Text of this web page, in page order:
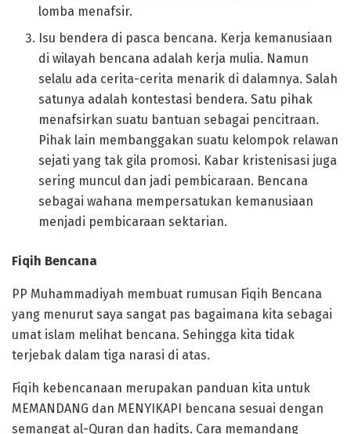
lomba menafsir.
Isu bendera di pasca bencana. Kerja kemanusiaan
di wilayah bencana adalah kerja mulia. Namun
selalu ada cerita-cerita menarik di dalamnya. Salah
satunya adalah kontestasi bendera. Satu pihak
menafsirkan suatu bantuan sebagai pencitraan.
Pihak lain membanggakan suatu kelompok relawan
sejati yang tak gila promosi. Kabar kristenisasi juga
sering muncul dan jadi pembicaraan. Bencana
sebagai wahana mempersatukan kemanusiaan
menjadi pembicaraan sektarian.
Fiqih Bencana
PP Muhammadiyah membuat rumusan Fiqih Bencana
yang menurut saya sangat pas bagaimana kita sebagai
umat islam melihat bencana. Sehingga kita tidak
terjebak dalam tiga narasi di atas.
Fiqih kebencanaan merupakan panduan kita untuk
MEMANDANG dan MENYIKAPI bencana sesuai dengan
semangat al-Quran dan hadits. Cara memandang